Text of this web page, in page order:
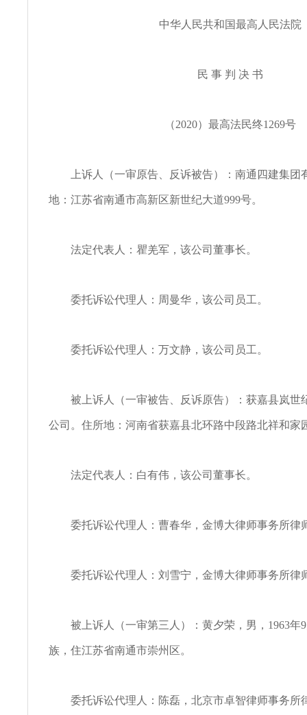
中华人民共和国最高人民法院
民 事 判 决 书
（2020）最高法民终1269号
上诉人（一审原告、反诉被告）：南通四建集团
地：江苏省南通市高新区新世纪大道999号。
法定代表人：瞿羌军，该公司董事长。
委托诉讼代理人：周曼华，该公司员工。
委托诉讼代理人：万文静，该公司员工。
被上诉人（一审被告、反诉原告）：获嘉县岚世
公司。住所地：河南省获嘉县北环路中段路北祥和家
法定代表人：白有伟，该公司董事长。
委托诉讼代理人：曹春华，金博大律师事务所律
委托诉讼代理人：刘雪宁，金博大律师事务所律
被上诉人（一审第三人）：黄夕荣，男，1963年9
族，住江苏省南通市崇州区。
委托诉讼代理人：陈磊，北京市卓智律师事务所